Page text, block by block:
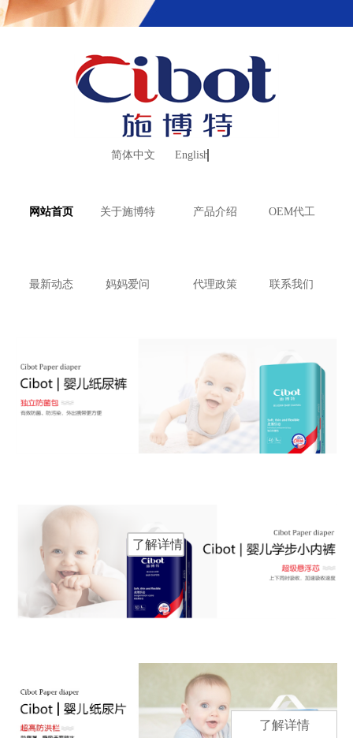
了解详情
了解详情
简体中文 English
网站首页 关于施博特 产品介绍 OEM代工
最新动态 妈妈爱问 代理政策 联系我们